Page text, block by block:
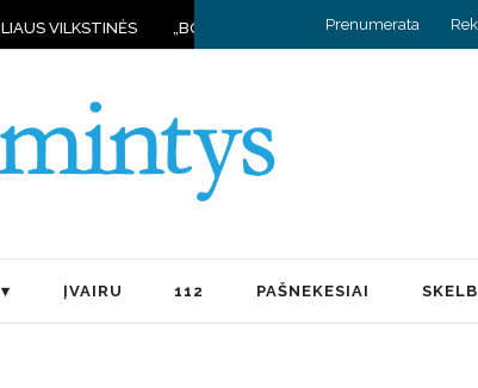
„BOČIUPIS“ – PERMAINŲ IR IEŠKOJIMŲ KELYJE KUPIŠKIO
Prenumerata
ĮVAIRU 112 PAŠNEKESIAI